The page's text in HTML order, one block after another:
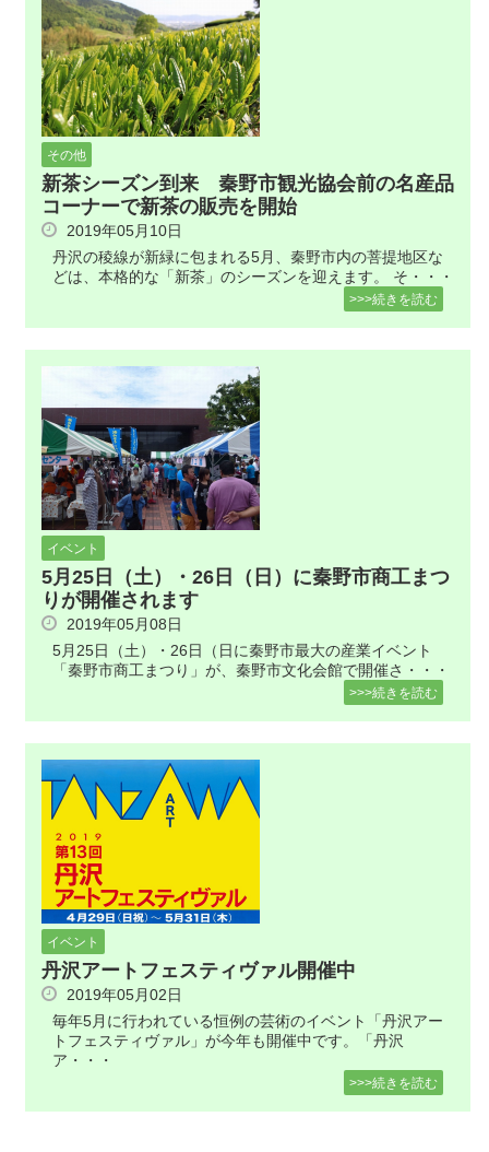
その他
新茶シーズン到来 秦野市観光協会前の名産品
コーナーで新茶の販売を開始
2019年05月10日
丹沢の稜線が新緑に包まれる5月、秦野市内の菩提地区な
どは、本格的な「新茶」のシーズンを迎えます。 そ・・・
>>>続きを読む
イベント
5月25日（土）・26日（日）に秦野市商工まつ
りが開催されます
2019年05月08日
5月25日（土）・26日（日に秦野市最大の産業イベント
「秦野市商工まつり」が、秦野市文化会館で開催さ・・・
>>>続きを読む
イベント
丹沢アートフェスティヴァル開催中
2019年05月02日
毎年5月に行われている恒例の芸術のイベント「丹沢アー
トフェスティヴァル」が今年も開催中です。「丹沢
ア・・・
>>>続きを読む